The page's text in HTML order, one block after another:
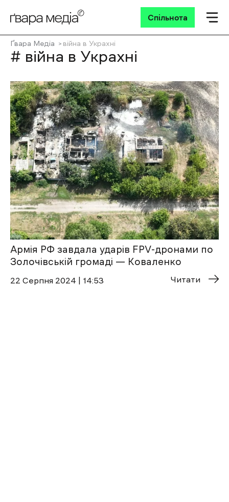
Спільнота
Ґвара Медіа війна в Украхні
# війна в Украхні
Армія РФ завдала ударів FPV-дронами по
Золочівській громаді — Коваленко
22 Cерпня 2024 | 14:53 Читати